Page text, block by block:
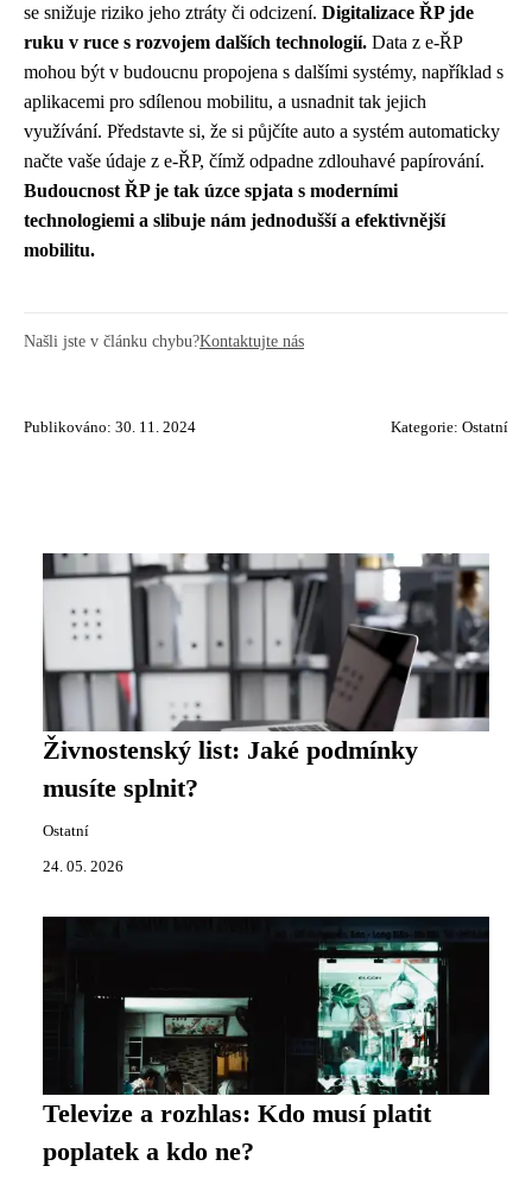
se snižuje riziko jeho ztráty či odcizení. Digitalizace ŘP jde
ruku v ruce s rozvojem dalších technologií. Data z e-ŘP
mohou být v budoucnu propojena s dalšími systémy, například s
aplikacemi pro sdílenou mobilitu, a usnadnit tak jejich
využívání. Představte si, že si půjčíte auto a systém automaticky
načte vaše údaje z e-ŘP, čímž odpadne zdlouhavé papírování.
Budoucnost ŘP je tak úzce spjata s moderními
technologiemi a slibuje nám jednodušší a efektivnější
mobilitu.
Našli jste v článku chybu?Kontaktujte nás
Publikováno: 30. 11. 2024 Kategorie: Ostatní
Živnostenský list: Jaké podmínky
musíte splnit?
Ostatní
24. 05. 2026
Televize a rozhlas: Kdo musí platit
poplatek a kdo ne?